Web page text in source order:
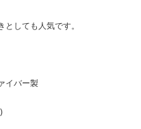
しても人気です。
イバー製